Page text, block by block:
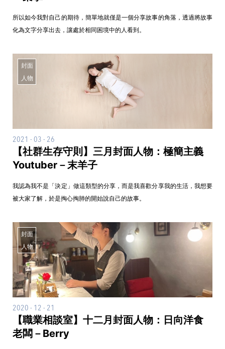
所以如今我對自己的期待，簡單地就僅是一個分享故事的角落，透過將故事
化為文字分享出去，讓處於相同困境中的人看到。
封面
人物
2021 - 03 - 26
【社群生存守則】三月封面人物：極簡主義
Youtuber－末羊子
我認為我不是「決定」做這類型的分享，而是我喜歡分享我的生活，我想要
被大家了解，於是掏心掏肺的開始說自己的故事。
封面
人物
2020 - 12 - 21
【職業相談室】十二月封面人物：日向洋食
老闆－Berry